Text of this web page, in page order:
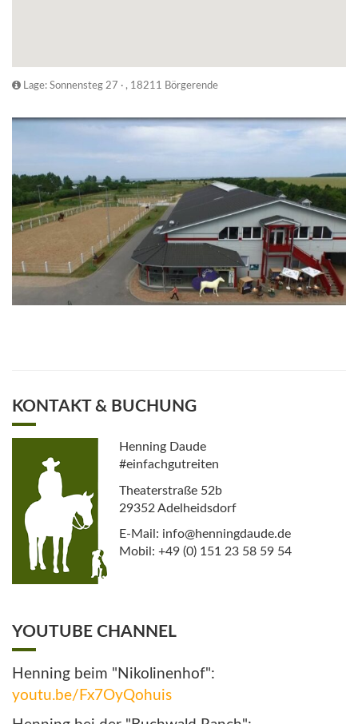
Lage: Sonnensteg 27 · , 18211 Börgerende
KONTAKT & BUCHUNG
Henning Daude
#einfachgutreiten
Theaterstraße 52b
29352 Adelheidsdorf
E-Mail: info@henningdaude.de
Mobil: +49 (0) 151 23 58 59 54
YOUTUBE CHANNEL
Henning beim "Nikolinenhof":
youtu.be/Fx7OyQohuis